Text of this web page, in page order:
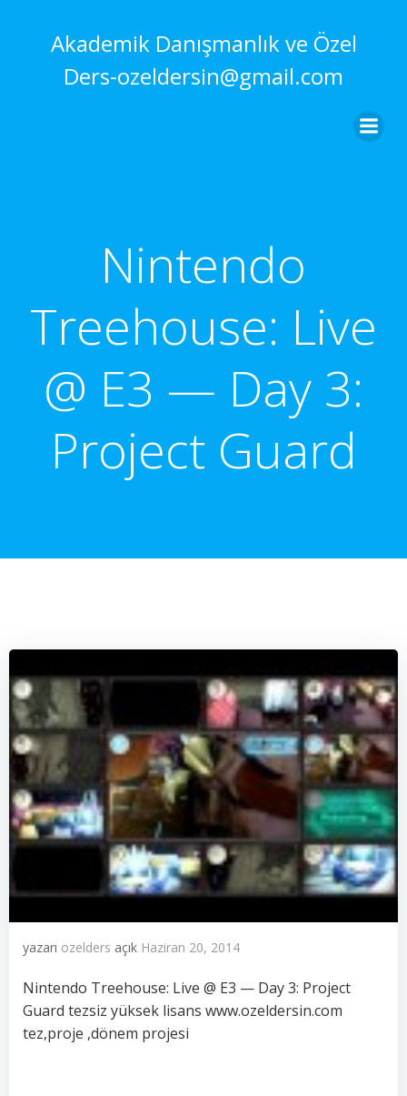
Akademik Danışmanlık ve Özel
Ders-ozeldersin@gmail.com
Nintendo
Treehouse: Live
@ E3 — Day 3:
Project Guard
yazarı ozelders açık Haziran 20, 2014
Nintendo Treehouse: Live @ E3 — Day 3: Project
Guard tezsiz yüksek lisans www.ozeldersin.com
tez,proje ,dönem projesi